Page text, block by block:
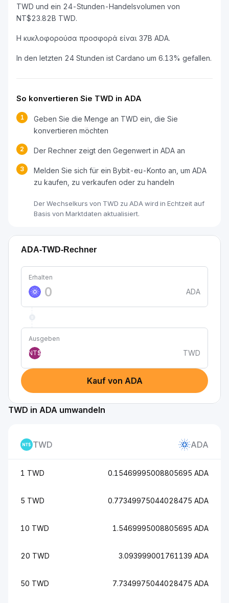
TWD und ein 24-Stunden-Handelsvolumen von
NT$23.82B TWD.
Η κυκλοφορούσα προσφορά είναι 37B ADA.
In den letzten 24 Stunden ist Cardano um 6.13% gefallen.
So konvertieren Sie TWD in ADA
1
Geben Sie die Menge an TWD ein, die Sie
konvertieren möchten
2 Der Rechner zeigt den Gegenwert in ADA an
3
Melden Sie sich für ein Bybit-eu-Konto an, um ADA
zu kaufen, zu verkaufen oder zu handeln
Der Wechselkurs von TWD zu ADA wird in Echtzeit auf
Basis von Marktdaten aktualisiert.
ADA-TWD-Rechner
Erhalten
ADA
Ausgeben
NT$
TWD
Kauf von ADA
TWD in ADA umwandeln
TWD ADA
1 TWD 0.15469995008805695 ADA
5 TWD 0.77349975044028475 ADA
10 TWD 1.5469995008805695 ADA
20 TWD 3.093999001761139 ADA
50 TWD 7.7349975044028475 ADA